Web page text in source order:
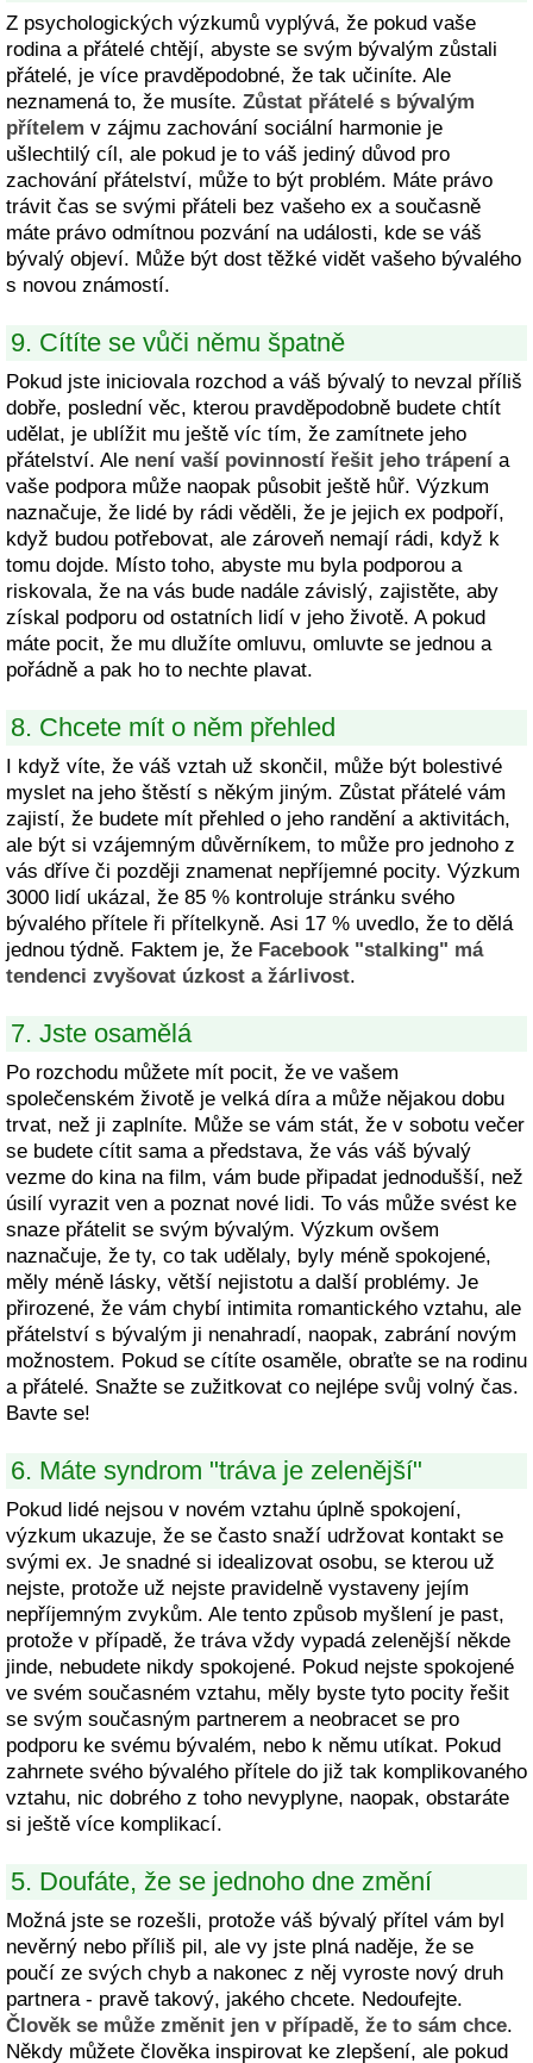
Z psychologických výzkumů vyplývá, že pokud vaše
rodina a přátelé chtějí, abyste se svým bývalým zůstali
přátelé, je více pravděpodobné, že tak učiníte. Ale
neznamená to, že musíte. Zůstat přátelé s bývalým
přítelem v zájmu zachování sociální harmonie je
ušlechtilý cíl, ale pokud je to váš jediný důvod pro
zachování přátelství, může to být problém. Máte právo
trávit čas se svými přáteli bez vašeho ex a současně
máte právo odmítnou pozvání na události, kde se váš
bývalý objeví. Může být dost těžké vidět vašeho bývalého
s novou známostí.
9. Cítíte se vůči němu špatně
Pokud jste iniciovala rozchod a váš bývalý to nevzal příliš
dobře, poslední věc, kterou pravděpodobně budete chtít
udělat, je ublížit mu ještě víc tím, že zamítnete jeho
přátelství. Ale není vaší povinností řešit jeho trápení a
vaše podpora může naopak působit ještě hůř. Výzkum
naznačuje, že lidé by rádi věděli, že je jejich ex podpoří,
když budou potřebovat, ale zároveň nemají rádi, když k
tomu dojde. Místo toho, abyste mu byla podporou a
riskovala, že na vás bude nadále závislý, zajistěte, aby
získal podporu od ostatních lidí v jeho životě. A pokud
máte pocit, že mu dlužíte omluvu, omluvte se jednou a
pořádně a pak ho to nechte plavat.
8. Chcete mít o něm přehled
I když víte, že váš vztah už skončil, může být bolestivé
myslet na jeho štěstí s někým jiným. Zůstat přátelé vám
zajistí, že budete mít přehled o jeho randění a aktivitách,
ale být si vzájemným důvěrníkem, to může pro jednoho z
vás dříve či později znamenat nepříjemné pocity. Výzkum
3000 lidí ukázal, že 85 % kontroluje stránku svého
bývalého přítele ři přítelkyně. Asi 17 % uvedlo, že to dělá
jednou týdně. Faktem je, že Facebook "stalking" má
tendenci zvyšovat úzkost a žárlivost.
7. Jste osamělá
Po rozchodu můžete mít pocit, že ve vašem
společenském životě je velká díra a může nějakou dobu
trvat, než ji zaplníte. Může se vám stát, že v sobotu večer
se budete cítit sama a představa, že vás váš bývalý
vezme do kina na film, vám bude připadat jednodušší, než
úsilí vyrazit ven a poznat nové lidi. To vás může svést ke
snaze přátelit se svým bývalým. Výzkum ovšem
naznačuje, že ty, co tak udělaly, byly méně spokojené,
měly méně lásky, větší nejistotu a další problémy. Je
přirozené, že vám chybí intimita romantického vztahu, ale
přátelství s bývalým ji nenahradí, naopak, zabrání novým
možnostem. Pokud se cítíte osaměle, obraťte se na rodinu
a přátelé. Snažte se zužitkovat co nejlépe svůj volný čas.
Bavte se!
6. Máte syndrom "tráva je zelenější"
Pokud lidé nejsou v novém vztahu úplně spokojení,
výzkum ukazuje, že se často snaží udržovat kontakt se
svými ex. Je snadné si idealizovat osobu, se kterou už
nejste, protože už nejste pravidelně vystaveny jejím
nepříjemným zvykům. Ale tento způsob myšlení je past,
protože v případě, že tráva vždy vypadá zelenější někde
jinde, nebudete nikdy spokojené. Pokud nejste spokojené
ve svém současném vztahu, měly byste tyto pocity řešit
se svým současným partnerem a neobracet se pro
podporu ke svému bývalém, nebo k němu utíkat. Pokud
zahrnete svého bývalého přítele do již tak komplikovaného
vztahu, nic dobrého z toho nevyplyne, naopak, obstaráte
si ještě více komplikací.
5. Doufáte, že se jednoho dne změní
Možná jste se rozešli, protože váš bývalý přítel vám byl
nevěrný nebo příliš pil, ale vy jste plná naděje, že se
poučí ze svých chyb a nakonec z něj vyroste nový druh
partnera - pravě takový, jakého chcete. Nedoufejte.
Člověk se může změnit jen v případě, že to sám chce.
Někdy můžete člověka inspirovat ke zlepšení, ale pokud